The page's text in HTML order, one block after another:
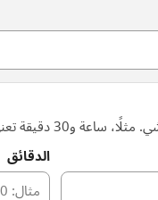
الساعات و30 في خانة الدقائق.
الدقائق